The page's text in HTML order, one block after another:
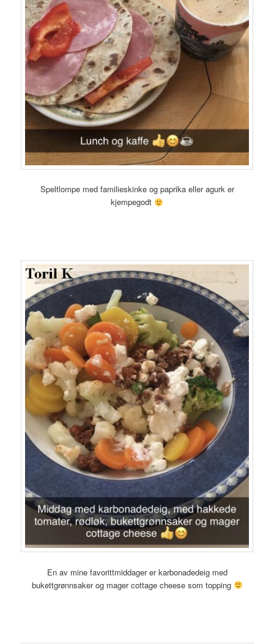
Speltlompe med familieskinke og paprika eller agurk er
kjempegodt
En av mine favorittmiddager er karbonadedeig med
bukettgrønnsaker og mager cottage cheese som topping